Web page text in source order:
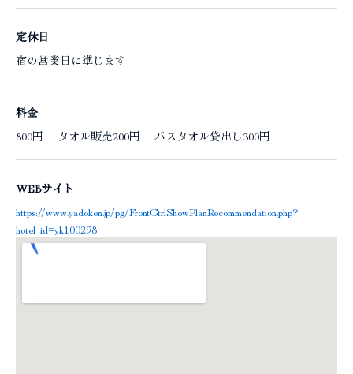
定休日
宿の営業日に準じます
料金
800円 タオル販売200円 バスタオル貸出し300円
WEBサイト
https://www.yadoken.jp/pg/FrontCtrlShowPlanRecommendation.php?
hotel_id=yk100298